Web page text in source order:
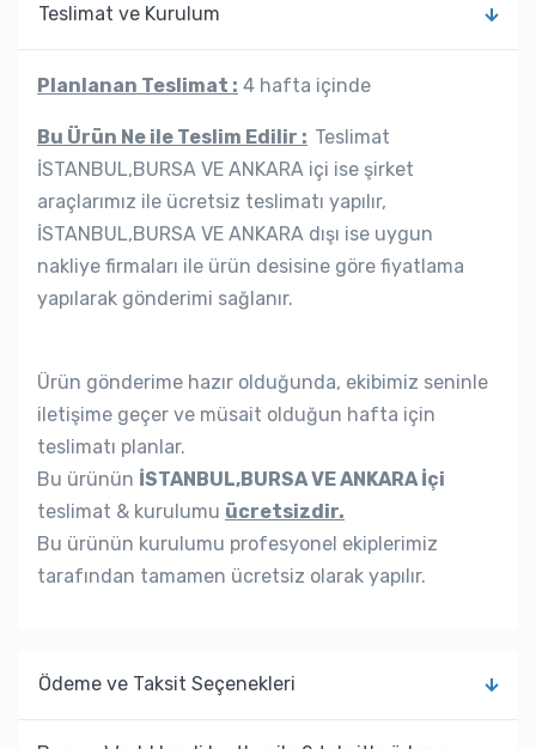
Teslimat ve Kurulum
Planlanan Teslimat : 4 hafta içinde
Bu Ürün Ne ile Teslim Edilir : Teslimat
İSTANBUL,BURSA VE ANKARA içi ise şirket
araçlarımız ile ücretsiz teslimatı yapılır,
İSTANBUL,BURSA VE ANKARA dışı ise uygun
nakliye firmaları ile ürün desisine göre fiyatlama
yapılarak gönderimi sağlanır.
Ürün gönderime hazır olduğunda, ekibimiz seninle
iletişime geçer ve müsait olduğun hafta için
teslimatı planlar.
Bu ürünün İSTANBUL,BURSA VE ANKARA İçi
teslimat & kurulumu ücretsizdir.
Bu ürünün kurulumu profesyonel ekiplerimiz
tarafından tamamen ücretsiz olarak yapılır.
Ödeme ve Taksit Seçenekleri